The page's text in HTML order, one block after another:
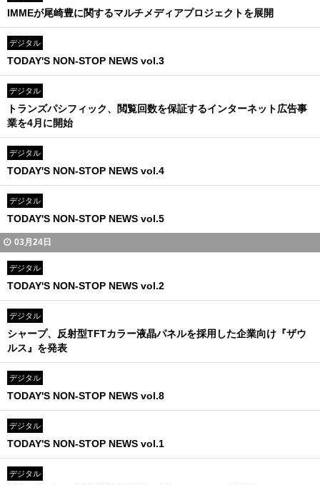
IMMEが尾崎豊に関するマルチメディアプロジェクトを展開
デジタル
TODAY'S NON-STOP NEWS vol.3
デジタル
トランズパシフィック、閲覧回数を保証するインターネット広告事
業を4月に開始
デジタル
TODAY'S NON-STOP NEWS vol.4
デジタル
TODAY'S NON-STOP NEWS vol.5
03月24日
デジタル
TODAY'S NON-STOP NEWS vol.2
デジタル
シャープ、反射型TFTカラー液晶パネルを採用した企業向け『ザウ
ルス』を発表
デジタル
TODAY'S NON-STOP NEWS vol.8
デジタル
TODAY'S NON-STOP NEWS vol.1
デジタル